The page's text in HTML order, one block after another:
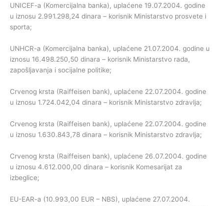
UNICEF-a (Komercijalna banka), uplaćene 19.07.2004. godine
u iznosu 2.991.298,24 dinara – korisnik Ministarstvo prosvete i
sporta;
UNHCR-a (Komercijalna banka), uplaćene 21.07.2004. godine u
iznosu 16.498.250,50 dinara – korisnik Ministarstvo rada,
zapošljavanja i socijalne politike;
Crvenog krsta (Raiffeisen bank), uplaćene 22.07.2004. godine
u iznosu 1.724.042,04 dinara – korisnik Ministarstvo zdravlja;
Crvenog krsta (Raiffeisen bank), uplaćene 22.07.2004. godine
u iznosu 1.630.843,78 dinara – korisnik Ministarstvo zdravlja;
Crvenog krsta (Raiffeisen bank), uplaćene 26.07.2004. godine
u iznosu 4.612.000,00 dinara – korisnik Komesarijat za
izbeglice;
EU-EAR-a (10.993,00 EUR – NBS), uplaćene 27.07.2004.